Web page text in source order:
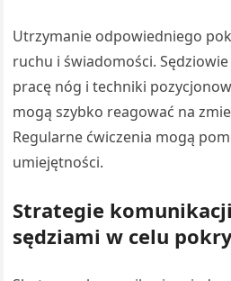
Utrzymanie odpowiedniego
ruchu i świadomości.
pracę nóg i techniki
mogą szybko reagować na
Regularne ćwiczenia mogą
umiejętności.
Strategie
sędziami w celu